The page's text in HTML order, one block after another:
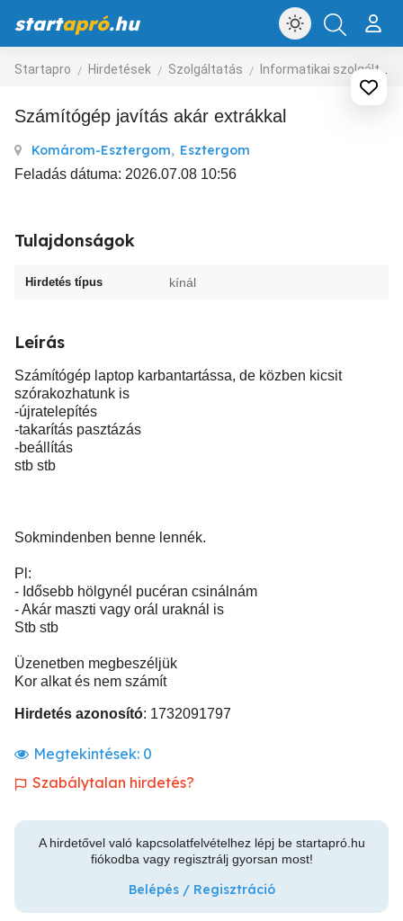
startapró.hu
Startapro Hirdetések Szolgáltatás Informatikai szolgáltatás
Számítógép javítás akár extrákkal
Komárom-Esztergom, Esztergom
Feladás dátuma: 2026.07.08 10:56
Tulajdonságok
Hirdetés típus kínál
Leírás
Számítógép laptop karbantartássa, de közben kicsit
szórakozhatunk is
-újratelepítés
-takarítás pasztázás
-beállítás
stb stb
Sokmindenben benne lennék.
Pl:
- Idősebb hölgynél pucéran csinálnám
- Akár maszti vagy orál uraknál is
Stb stb
Üzenetben megbeszéljük
Kor alkat és nem számít
Hirdetés azonosító: 1732091797
Megtekintések: 0
Szabálytalan hirdetés?
A hirdetővel való kapcsolatfelvételhez lépj be startapró.hu
fiókodba vagy regisztrálj gyorsan most!
Belépés / Regisztráció